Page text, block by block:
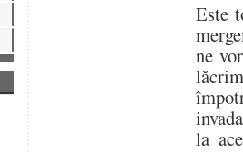
Este
ne
la